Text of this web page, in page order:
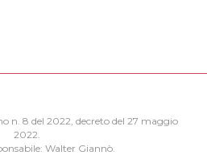
n. 8 del 2022, decreto del 27 maggio
2022.
Walter Giannò.